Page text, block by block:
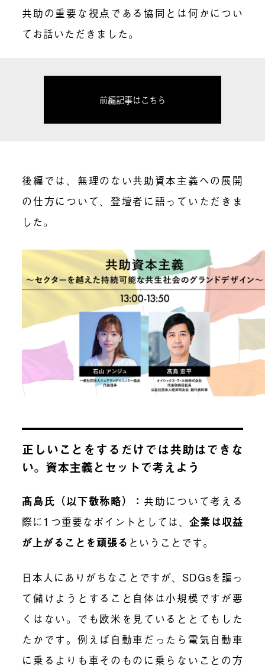
共助の重要な視点である協同とは何かについ
てお話いただきました。
前編記事はこちら
後編では、無理のない共助資本主義への展開
の仕方について、登壇者に語っていただきま
した。
正しいことをするだけでは共助はできな
い。資本主義とセットで考えよう
髙島氏（以下敬称略）： 共助について考える
際に1つ重要なポイントとしては、企業は収益
が上がることを頑張る ということです。
日本人にありがちなことですが、SDGsを謳っ
て儲けようとすること自体は小規模ですが悪
くはない。でも欧米を見ているととてもした
たかです。例えば自動車だったら電気自動車
に乗るよりも車そのものに乗らないことの方